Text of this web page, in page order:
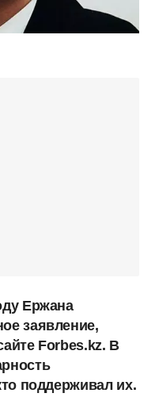
Ержана
заявление,
Forbes.kz. В
поддерживал их.